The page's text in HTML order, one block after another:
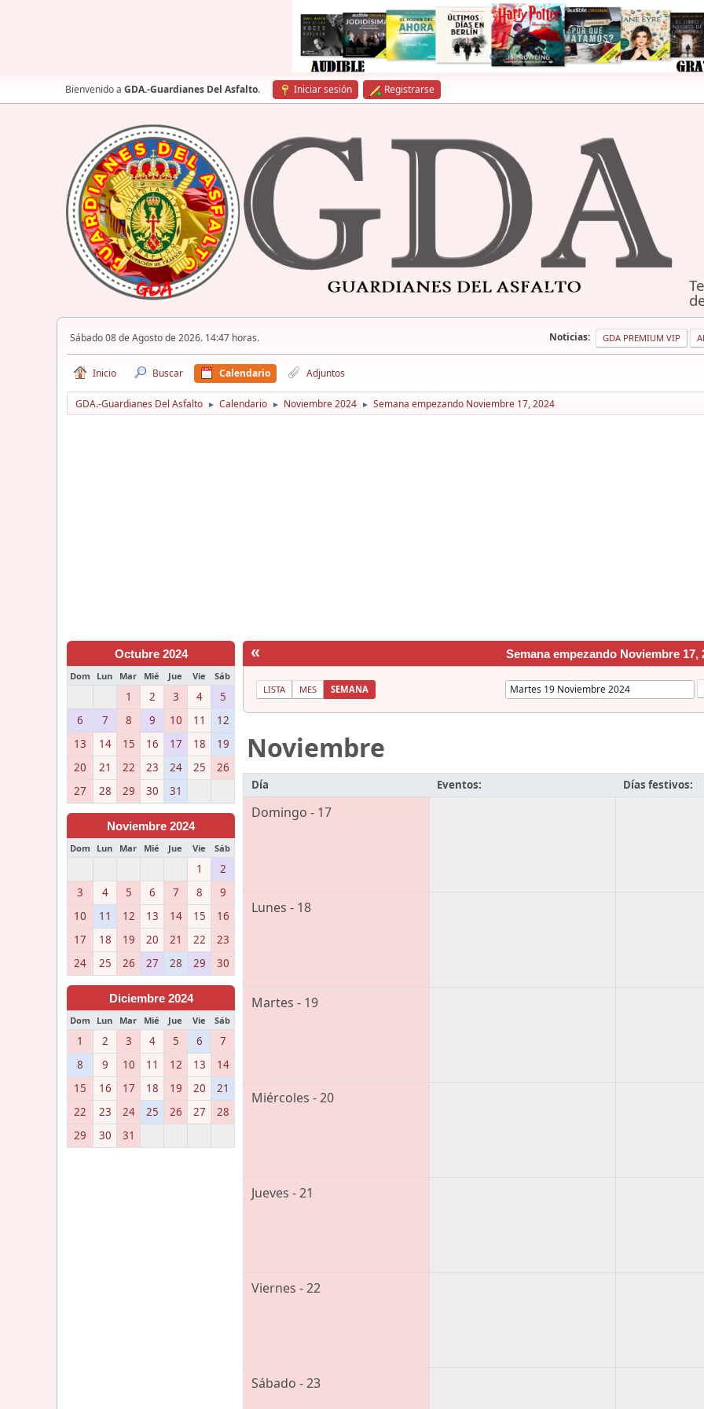
Bienvenido a GDA.-Guardianes Del Asfalto. Iniciar sesión Registrarse
Sábado 08 de Agosto de 2026. 14:47 horas. Noticias: GDA PREMIUM VIP
Inicio Buscar Calendario Adjuntos
GDA.-Guardianes Del Asfalto ► Calendario ► Noviembre 2024 ► Semana empezando Noviembre 17, 2024
Octubre 2024
Dom Lun Mar Mié Jue Vie Sáb
1 2 3 4
5
6
7 8 9 10 11
12
13
14 15 16 17 18
19
20
21 22 23 24 25
26
27
28 29 30 31
Noviembre 2024
Dom Lun Mar Mié Jue Vie Sáb
1
2
3
4 5 6 7 8
9
10
11 12 13 14 15
16
17
18 19 20 21 22
23
24
25 26 27 28 29 30
Diciembre 2024
Dom Lun Mar Mié Jue Vie Sáb
1 2 3 4 5 6
7
8
9 10 11 12 13
14
15
16 17 18 19 20
21
22
23 24 25 26 27
28
29
30 31
« Semana empezando Noviembre 17,
LISTA MES SEMANA
Noviembre
Día Eventos: Días festivos:
Domingo - 17
Lunes - 18
Martes - 19
Miércoles - 20
Jueves - 21
Viernes - 22
Sábado - 23